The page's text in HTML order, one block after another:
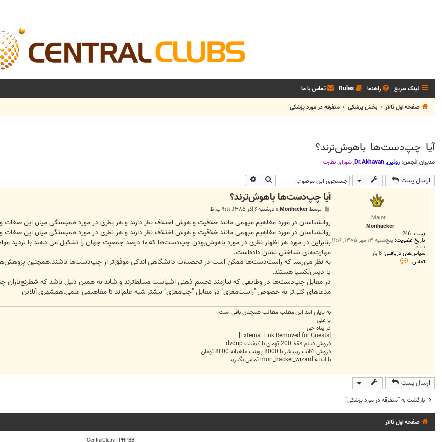
لینک سریع راهنما Rules
تماس با ما
صفحه اول تالار
بخش پزشکي متفرقه در مورد پزشکي
آیا چپ‌دست‌ها باهوش‌ترند؟
مدیران انجمن: رونین,
Dr.Akhavan
,شوراي نظارت
ارسال پست جستجو
Major I
Morihacker
پست: 246
تاریخ عضویت: پنج‌شنبه ۱۳ مهر ۱۳۸۵, ۱۱:۱۶
ب.ظ
سپاس‌های دریافتی: 8 بار
تماس:
ت
آیا چپ‌دست‌ها باهوش‌ترند؟
ت
توسطMorihacker
»دوشنبه ۶ آذر ۱۳۸۵, ۹:۱۱ ب.ظ
روانشناسان در مورد مفاهیم مبهمی مانند خلاقیت و هوش اختلاف نظر دارند و هر نظری در مورد همبستگی میان این
روانشناسان در مورد مفاهیم مبهمی مانند خلاقیت و هوش اختلاف نظر دارند و هر نظری در مورد همبستگی میان این
بنابراین در مورد هر اظهار نظری در مورد باهوش‌بودن چپ‌دست‌ها كه ۱۰ درصد
مهارت‌های شناختی نشان داده‌است.
به نظر می‌رسد که راست‌دست‌ها ممکن است در تحصیلات دانشگاهی اندکی موفق‌تر از چپ‌دست‌ها باشند.همچنین
یا دیس‌لکسیا هستند.
در مقابل چپ‌دست‌ها در وظایفی که نیازمند تجسم ذهنی اشیاست مسلط‌ترند و شاید به همین دلیل باشد که شطرنج‌بازان
مدعاهای کلی‌تر به خصوص "راست‌مغزی" در مقابل "چپ‌مغزی" بیشتر شبه‌ علم‌اند تا مفاهیمی علمی.همشهری آنلاین
به پايان امد اين مطلب مطالب همچنان باقي است
يا علي
در پناه حق
[External Link Removed for Guests]
فروش فيلم فقط 200 تومان با کيفيت dvdrip
فروش اکانت رپيدشر با 8000 پوينت ماهيانه 8000 تومان
با ايديه mori_hacker_wizard تماس بگيريد
ارسال پست
بازگشت به “متفرقه در مورد پزشکي”
صفحه اول تالار
PHPBB
|
CentralClubs